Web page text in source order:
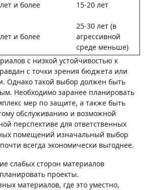
и более 15-20 лет
и более
25-30 лет (в
агрессивной
среде меньше)
с низкой устойчивостью к
с точки зрения бюджета или
Однако такой выбор должен быть
Необходимо заранее планировать
мер по защите, а также быть
обслуживанию и возможной
перспективе для ответственных
помещений изначальный выбор
всегда экономически выгоднее.
слабых сторон материалов
проекты.
материалов, где это уместно,